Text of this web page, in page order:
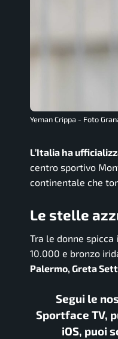
Yeman Crippa - Foto
L’Italia ha
centro sportivo
continentale che
Le stelle
Tra le donne spicca
10.000 e bronzo
Palermo, Greta
Segui le
Sportface TV,
iOS, puoi